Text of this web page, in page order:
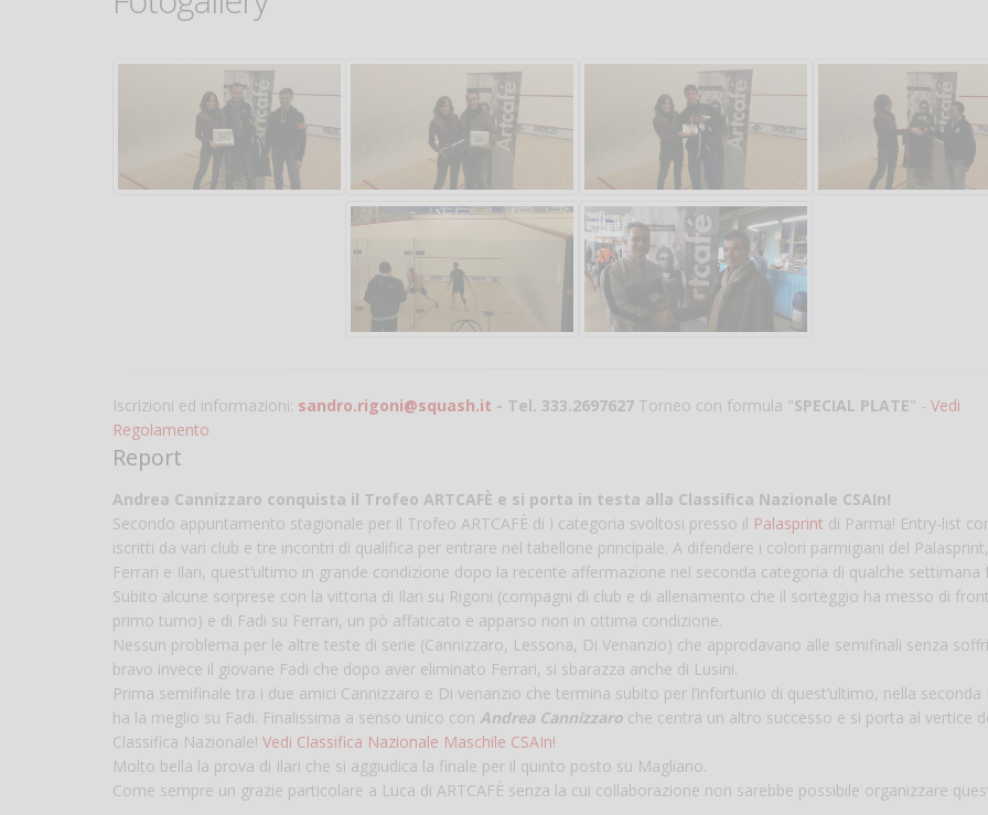
Iscrizioni ed informazioni: sandro.rigoni@squash.it - Tel. 333.2697627 Torneo con formula "SPECIAL PLATE " - Vedi
Regolamento
Report
Andrea Cannizzaro conquista il Trofeo ARTCAFÈ e si porta in testa alla Classifica Nazionale CSAIn!
Secondo appuntamento stagionale per il Trofeo ARTCAFÈ di I categoria svoltosi presso il Palasprint di Parma! Entry-list
iscritti da vari club e tre incontri di qualifica per entrare nel tabellone principale. A difendere i colori parmigiani del
Ferrari e Ilari, quest’ultimo in grande condizione dopo la recente affermazione nel seconda categoria di qualche settimana
Subito alcune sorprese con la vittoria di Ilari su Rigoni (compagni di club e di allenamento che il sorteggio ha messo di
primo turno) e di Fadi su Ferrari, un pò affaticato e apparso non in ottima condizione.
Nessun problema per le altre teste di serie (Cannizzaro, Lessona, Di Venanzio) che approdavano alle semifinali senza
bravo invece il giovane Fadi che dopo aver eliminato Ferrari, si sbarazza anche di Lusini.
Prima semifinale tra i due amici Cannizzaro e Di venanzio che termina subito per l’infortunio di quest’ultimo, nella seconda
ha la meglio su Fadi. Finalissima a senso unico con Andrea Cannizzaro che centra un altro successo e si porta al vertice
Classifica Nazionale! Vedi Classifica Nazionale Maschile CSAIn!
Molto bella la prova di Ilari che si aggiudica la finale per il quinto posto su Magliano.
Come sempre un grazie particolare a Luca di ARTCAFÈ senza la cui collaborazione non sarebbe possibile organizzare
Devo chiamare il
Grazie
Vanessa